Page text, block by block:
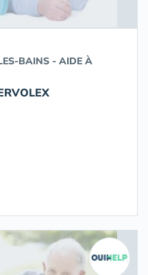
BAINS - AIDE À